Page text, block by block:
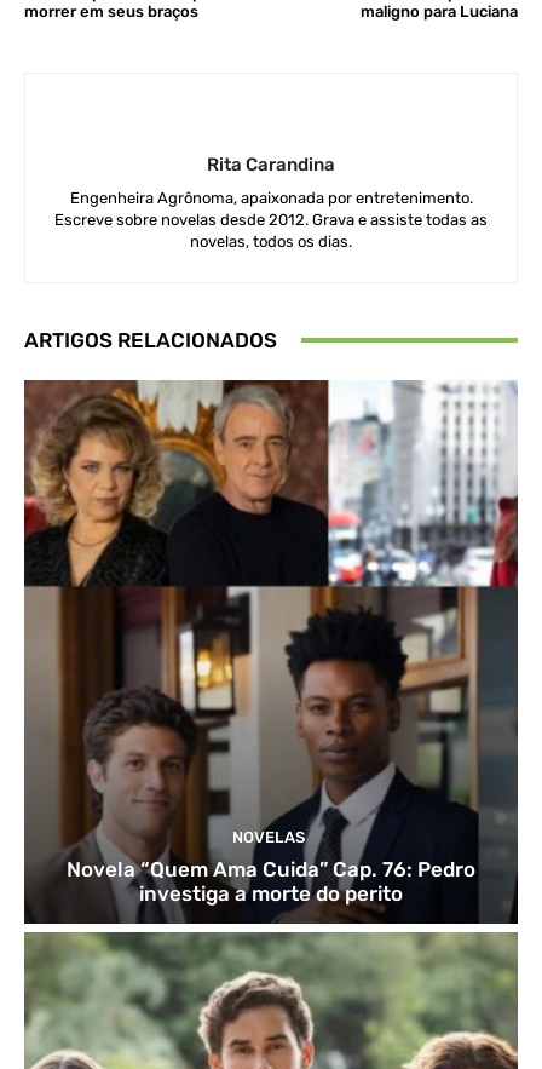
morrer em seus braços
maligno para Luciana
Rita Carandina
Engenheira Agrônoma, apaixonada por entretenimento.
Escreve sobre novelas desde 2012. Grava e assiste todas as
novelas, todos os dias.
ARTIGOS RELACIONADOS
NOVELAS
Novela “Quem Ama Cuida” Cap. 76: Pedro
investiga a morte do perito